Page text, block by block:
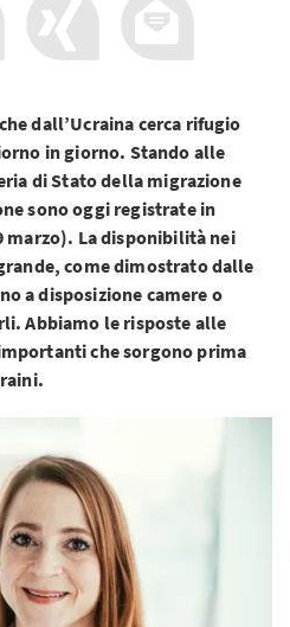
dall’Ucraina cerca rifugio
in giorno. Stando alle
di Stato della migrazione
sono oggi registrate in
marzo). La disponibilità nei
come dimostrato dalle
a disposizione camere o
Abbiamo le risposte alle
che sorgono prima